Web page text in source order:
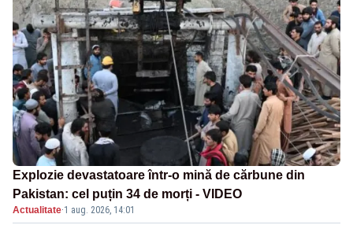
Explozie devastatoare într-o mină de cărbune din
Pakistan: cel puțin 34 de morți - VIDEO
Actualitate·1 aug. 2026, 14:01